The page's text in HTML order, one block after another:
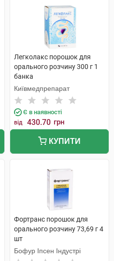
Легколакс порошок для
орального розчину 300 г 1
банка
Київмедпрепарат
Є в наявності
від 430.70 грн
КУПИТИ
Фортранс порошок для
орального розчину 73,69 г 4
шт
Бофур Іпсен Індустрі